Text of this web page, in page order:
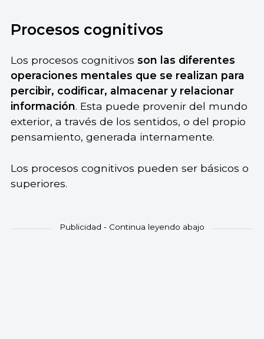
Procesos cognitivos
Los procesos cognitivos son las diferentes
operaciones mentales que se realizan para
percibir, codificar, almacenar y relacionar
información. Esta puede provenir del mundo
exterior, a través de los sentidos, o del propio
pensamiento, generada internamente.
Los procesos cognitivos pueden ser básicos o
superiores.